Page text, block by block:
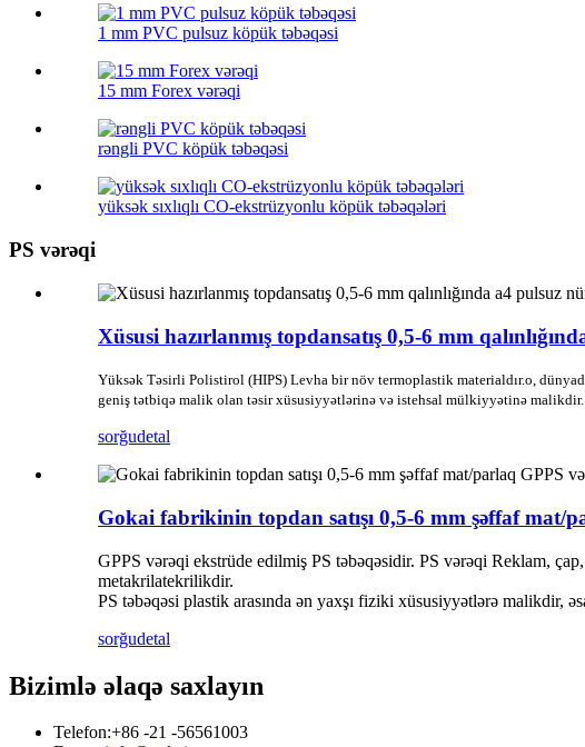
1 mm PVC pulsuz köpük təbəqəsi
15 mm Forex vərəqi
rəngli PVC köpük təbəqəsi
yüksək sıxlıqlı CO-ekstrüzyonlu köpük təbəqələri
PS vərəqi
Xüsusi hazırlanmış topdansatış 0,5-6 mm
Yüksək Təsirli Polistirol (HIPS) Levha bir növ termoplastik materialdır.o,
geniş tətbiqə malik olan təsir xüsusiyyətlərinə və istehsal mülkiyyətinə malikdir.
sorğudetal
Gokai fabrikinin topdan satışı 0,5-6 mm şəffaf mat/
GPPS vərəqi ekstrüde edilmiş PS təbəqəsidir. PS vərəqi Reklam,
metakrilatekrilikdir.
PS təbəqəsi plastik arasında ən yaxşı fiziki xüsusiyyətlərə malikdir,
sorğudetal
Bizimlə əlaqə saxlayın
Telefon:+86 -21 -56561003